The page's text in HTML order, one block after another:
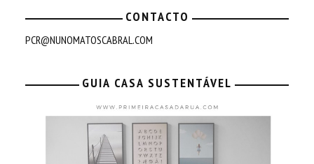
CONTACTO
PCR@NUNOMATOSCABRAL.COM
GUIA CASA SUSTENTÁVEL